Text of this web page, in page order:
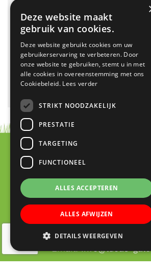
Wordt afgeleverd in
mailbox. Nog niet
geabonneerd?
Aanmelden kanvia
link
Contact
RK Basisschool Lucas
Aert de Gelderhage
3437 KB
030 – 60 377 49
Email:info@lucas-
Deze website maakt
gebruik van cookies.
Deze website gebruikt cookies om uw
gebruikerservaring te verbeteren. Door
onze website te gebruiken, stemt u in met
alle cookies in overeenstemming met ons
Cookiebeleid. Lees verder
STRIKT NOODZAKELIJK
PRESTATIE
TARGETING
FUNCTIONEEL
ALLES ACCEPTEREN
ALLES AFWIJZEN
DETAILS WEERGEVEN